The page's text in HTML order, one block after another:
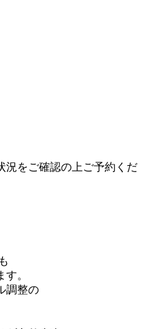
況をご確認の上ご予約くだ
。
調整の